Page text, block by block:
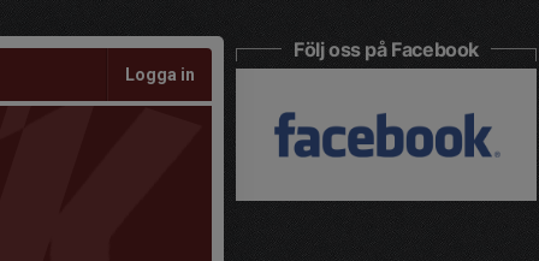
Logga in
Följ oss på Facebook